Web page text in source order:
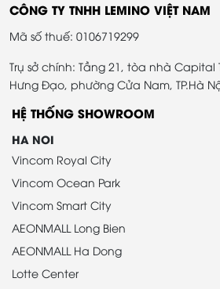
CÔNG TY TNHH LEMINO VIỆT NAM
Mã số thuế: 0106719299
Trụ sở chính: Tầng 21, tòa nhà Capital
Hưng Đạo, phường Cửa Nam, TP.Hà
HỆ THỐNG SHOWROOM
HA NOI
Vincom Royal City
Vincom Ocean Park
Vincom Smart City
AEONMALL Long Bien
AEONMALL Ha Dong
Lotte Center